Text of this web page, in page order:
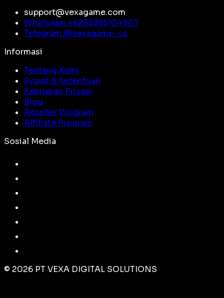
support@vexagame.com
WhatsApp +6285385104907
Telegram @vexagame_cs
Informasi
Tentang Kami
Syarat & Ketentuan
Kebijakan Privasi
Blog
Reseller Program
Affiliate Program
Sosial Media
© 2026 PT VEXA DIGITAL SOLUTIONS